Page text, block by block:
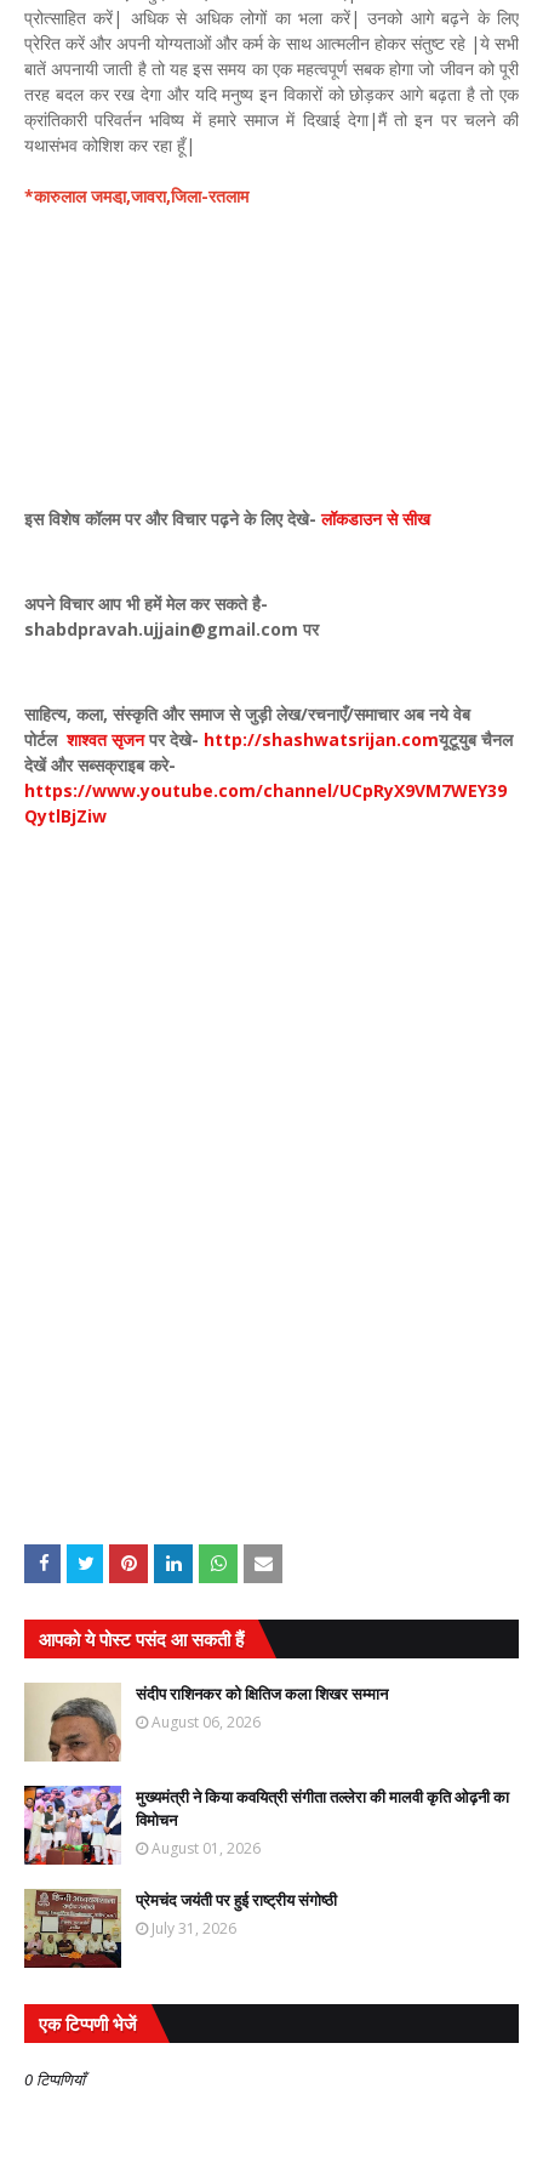
प्रोत्साहित करें| अधिक से अधिक लोगों का भला करें| उनको आगे बढ़ने के लिए
प्रेरित करें और अपनी योग्यताओं और कर्म के साथ आत्मलीन होकर संतुष्ट रहे |ये सभी
बातें अपनायी जाती है तो यह इस समय का एक महत्वपूर्ण सबक होगा जो जीवन को पूरी
तरह बदल कर रख देगा और यदि मनुष्य इन विकारों को छोड़कर आगे बढ़ता है तो एक
क्रांतिकारी परिवर्तन भविष्य में हमारे समाज में दिखाई देगा|मैं तो इन पर चलने की
यथासंभव कोशिश कर रहा हूँ|
*कारुलाल जमडा़,जावरा,जिला-रतलाम
इस विशेष कॉलम पर और विचार पढ़ने के लिए देखे- लॉकडाउन से सीख
अपने विचार आप भी हमें मेल कर सकते है-
shabdpravah.ujjain@gmail.com पर
साहित्य, कला, संस्कृति और समाज से जुड़ी लेख/रचनाएँ/समाचार अब नये वेब
पोर्टल शाश्वत सृजन पर देखे- http://shashwatsrijan.comयूटूयुब चैनल
देखें और सब्सक्राइब करे-
https://www.youtube.com/channel/UCpRyX9VM7WEY39
QytlBjZiw
आपको ये पोस्ट पसंद आ सकती हैं
संदीप राशिनकर को क्षितिज कला शिखर सम्मान
August 06, 2026
मुख्यमंत्री ने किया कवयित्री संगीता तल्लेरा की मालवी कृति ओढ़नी का
विमोचन
August 01, 2026
प्रेमचंद जयंती पर हुई राष्ट्रीय संगोष्ठी
July 31, 2026
एक टिप्पणी भेजें
0 टिप्पणियाँ